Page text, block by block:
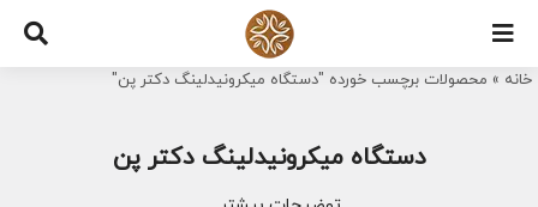
Skip
content
خانه » محصولات برچسب خورده "دستگاه میکرونیدلینگ دکتر پن"
دستگاه میکرونیدلینگ دکتر پن